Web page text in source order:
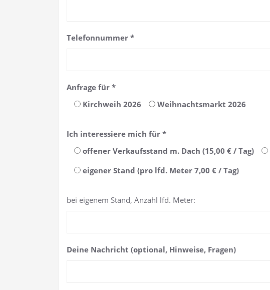
Telefonnummer *
Anfrage für *
Kirchweih 2026
Weihnachtsmarkt 2026
Ich interessiere mich für *
offener Verkaufsstand m. Dach (15,00 € / Tag)
eigener Stand (pro lfd. Meter 7,00 € / Tag)
bei eigenem Stand, Anzahl lfd. Meter:
Deine Nachricht (optional, Hinweise, Fragen)